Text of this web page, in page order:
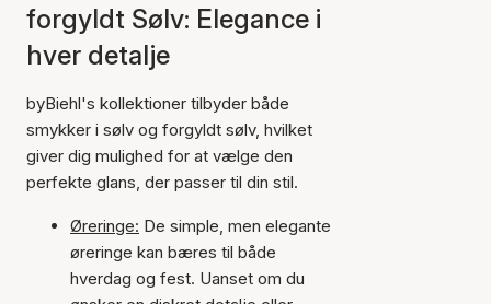
forgyldt Sølv: Elegance i
hver detalje
byBiehl's kollektioner tilbyder både
smykker i sølv og forgyldt sølv, hvilket
giver dig mulighed for at vælge den
perfekte glans, der passer til din stil.
Øreringe: De simple, men elegante
øreringe kan bæres til både
hverdag og fest. Uanset om du